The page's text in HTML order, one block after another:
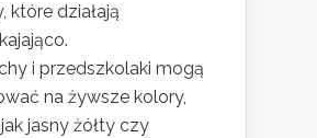
które działają
i przedszkolaki mogą
na żywsze kolory,
jasny żółty czy